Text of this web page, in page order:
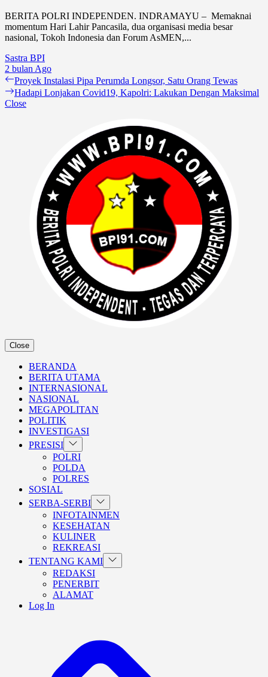
BERITA POLRI INDEPENDEN. INDRAMAYU – Memaknai
momentum Hari Lahir Pancasila, dua organisasi media besar
nasional, Tokoh Indonesia dan Forum AsMEN,...
Sastra BPI
2 bulan Ago
Navigasi
pos
Previous
post:
Proyek Instalasi Pipa Perumda Longsor, Satu Orang Tewas
Next
post:
Hadapi Lonjakan Covid19, Kapolri: Lakukan Dengan Maksimal
Close
Close
BERANDA
BERITA UTAMA
INTERNASIONAL
NASIONAL
MEGAPOLITAN
POLITIK
INVESTIGASI
PRESISI Show
sub
menu
POLRI
POLDA
POLRES
SOSIAL
SERBA-SERBI Show
sub
menu
INFOTAINMEN
KESEHATAN
KULINER
REKREASI
TENTANG KAMI Show
sub
REDAKSI
PENERBIT
ALAMAT
Log In